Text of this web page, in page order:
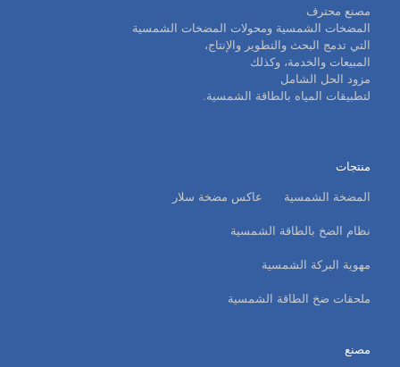
مصنع محترف
المضخات الشمسية ومحولات المضخات الشمسية
التي تدمج البحث والتطوير والإنتاج،
المبيعات والخدمة، وكذلك
مزود الحل الشامل
لتطبيقات المياه بالطاقة الشمسية.
منتجات
المضخة الشمسية عاكس مضخة سلار
نظام الضخ بالطاقة الشمسية
مهوية البركة الشمسية
ملحقات ضخ الطاقة الشمسية
مصنع